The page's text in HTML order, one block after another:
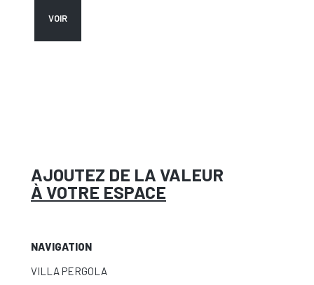
VOIR
AJOUTEZ DE LA VALEUR
À VOTRE ESPACE
NAVIGATION
VILLA PERGOLA